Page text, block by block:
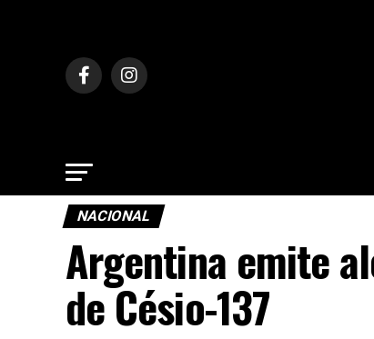
NACIONAL
Argentina emite
de Césio-137